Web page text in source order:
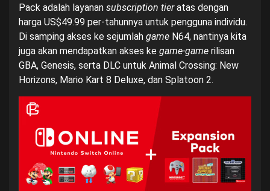
Pack adalah layanan subscription tieratas dengan
harga US$49.99 per-tahunnya untuk pengguna individu.
Di samping akses ke sejumlah game N64, nantinya kita
juga akan mendapatkan akses ke game-game rilisan
GBA, Genesis, serta DLC untuk Animal Crossing: New
Horizons, Mario Kart 8 Deluxe, dan Splatoon 2.